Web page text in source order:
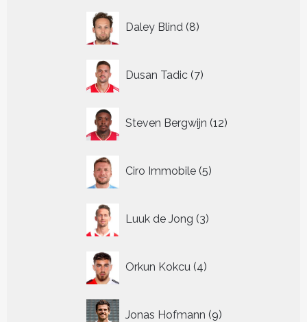
Daley Blind 8
producten
Dusan Tadic 7
producten
Steven Bergwijn 12
producten
Ciro Immobile 5
producten
Luuk de Jong 3
producten
Orkun Kokcu 4
producten
Jonas Hofmann 9